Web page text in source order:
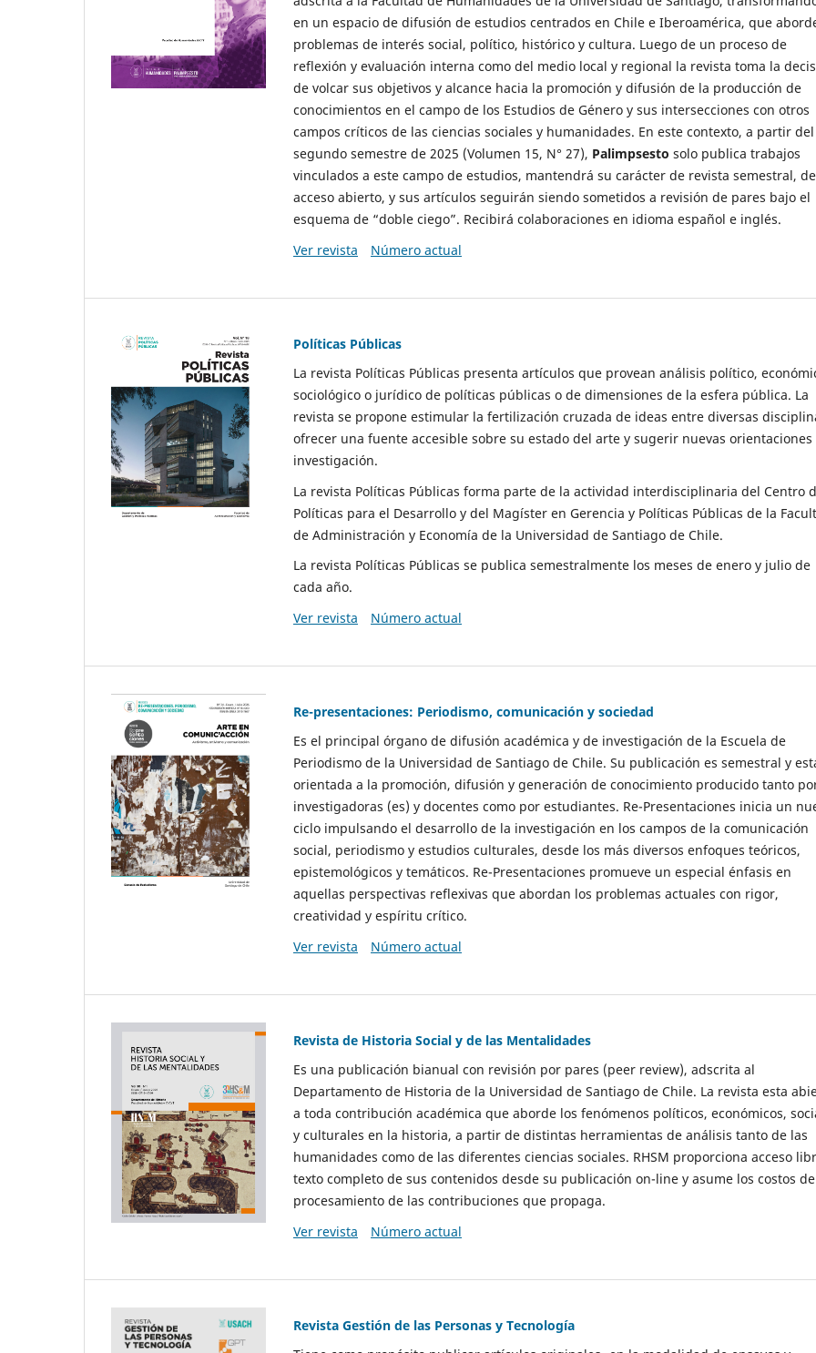
en un espacio de difusión de estudios centrados en Chile e Iberoamérica, que
problemas de interés social, político, histórico y cultura. Luego de un proceso de
reflexión y evaluación interna como del medio local y regional la revista toma la
de volcar sus objetivos y alcance hacia la promoción y difusión de la producción de
conocimientos en el campo de los Estudios de Género y sus intersecciones con otros
campos críticos de las ciencias sociales y humanidades. En este contexto, a partir del
segundo semestre de 2025 (Volumen 15, N° 27), Palimpsesto solo publica trabajos
vinculados a este campo de estudios, mantendrá su carácter de revista semestral, de
acceso abierto, y sus artículos seguirán siendo sometidos a revisión de pares bajo el
esquema de “doble ciego”. Recibirá colaboraciones en idioma español e inglés.
Ver revista
Número actual
Políticas Públicas
La revista Políticas Públicas presenta artículos que provean análisis político,
sociológico o jurídico de políticas públicas o de dimensiones de la esfera pública. La
revista se propone estimular la fertilización cruzada de ideas entre diversas
ofrecer una fuente accesible sobre su estado del arte y sugerir nuevas orientaciones
investigación.
La revista Políticas Públicas forma parte de la actividad interdisciplinaria del Centro
Políticas para el Desarrollo y del Magíster en Gerencia y Políticas Públicas de la
de Administración y Economía de la Universidad de Santiago de Chile.
La revista Políticas Públicas se publica semestralmente los meses de enero y julio de
cada año.
Ver revista
Número actual
Re-presentaciones: Periodismo, comunicación y sociedad
Es el principal órgano de difusión académica y de investigación de la Escuela de
Periodismo de la Universidad de Santiago de Chile. Su publicación es semestral y
orientada a la promoción, difusión y generación de conocimiento producido tanto
investigadoras (es) y docentes como por estudiantes. Re-Presentaciones inicia un
ciclo impulsando el desarrollo de la investigación en los campos de la comunicación
social, periodismo y estudios culturales, desde los más diversos enfoques teóricos,
epistemológicos y temáticos. Re-Presentaciones promueve un especial énfasis en
aquellas perspectivas reflexivas que abordan los problemas actuales con rigor,
creatividad y espíritu crítico.
Ver revista
Número actual
Revista de Historia Social y de las Mentalidades
Es una publicación bianual con revisión por pares (peer review), adscrita al
Departamento de Historia de la Universidad de Santiago de Chile. La revista esta
a toda contribución académica que aborde los fenómenos políticos, económicos,
y culturales en la historia, a partir de distintas herramientas de análisis tanto de las
humanidades como de las diferentes ciencias sociales. RHSM proporciona acceso
texto completo de sus contenidos desde su publicación on-line y asume los costos de
procesamiento de las contribuciones que propaga.
Ver revista
Número actual
Revista Gestión de las Personas y Tecnología